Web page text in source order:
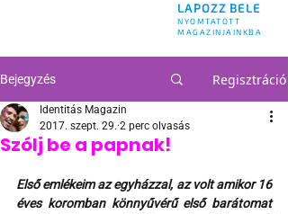
LAPOZZ BELE
NYOMTATOTT
MAGAZINJAINKBA
Bejegyzés Regisztráció
Szólj be a papnak!
Identitás Magazin
2017. szept. 29. 2 perc olvasás
Első emlékeim az egyházzal, az volt amikor 16
éves koromban könnyűvérű első barátomat